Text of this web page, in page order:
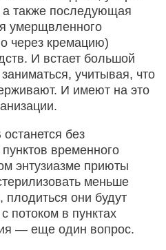
а также последующая
умерщвленного
через кремацию)
И встает большой
учитывая, что
И имеют на это
без
временного
энтузиазме приюты
меньше
плодиться они будут
потоком в пунктах
— еще один вопрос.